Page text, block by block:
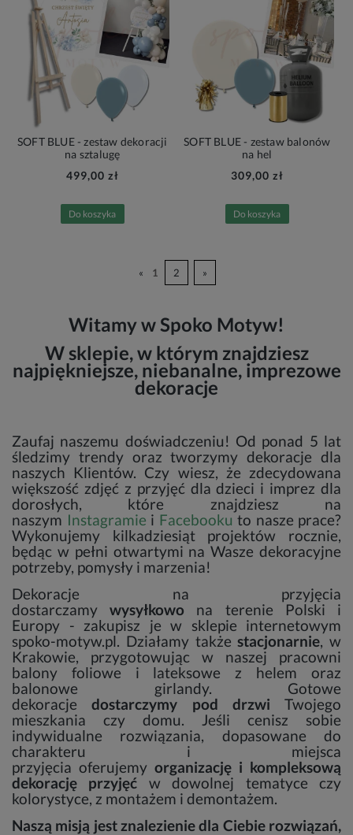
SOFT BLUE - zestaw dekoracji
na sztalugę
499,00 zł
Do koszyka
SOFT BLUE - zestaw balonów
na hel
309,00 zł
Do koszyka
« 1 2 »
Witamy w Spoko Motyw!
W sklepie, w którym znajdziesz
najpiękniejsze, niebanalne, imprezowe
dekoracje
Zaufaj naszemu doświadczeniu! Od ponad 5 lat
śledzimy trendy oraz tworzymy dekoracje dla
naszych Klientów. Czy wiesz, że zdecydowana
większość zdjęć z przyjęć dla dzieci i imprez dla
dorosłych, które znajdziesz na
naszym Instagramie i Facebooku to nasze prace?
Wykonujemy kilkadziesiąt projektów rocznie,
będąc w pełni otwartymi na Wasze dekoracyjne
potrzeby, pomysły i marzenia!
Dekoracje na przyjęcia
dostarczamywysyłkowo na terenie Polski i
Europy - zakupisz je w sklepie internetowym
spoko-motyw.pl. Działamy takżestacjonarnie, w
Krakowie, przygotowując w naszej pracowni
balony foliowe i lateksowe z helem oraz
balonowe girlandy. Gotowe
dekoracjedostarczymy pod drzwi Twojego
mieszkania czy domu. Jeśli cenisz sobie
indywidualne rozwiązania, dopasowane do
charakteru i miejsca
przyjęcia oferujemy organizację i kompleksową
dekorację przyjęć w dowolnej tematyce czy
kolorystyce, z montażem i demontażem.
Naszą misją jest znalezienie dla Ciebie rozwiązań,